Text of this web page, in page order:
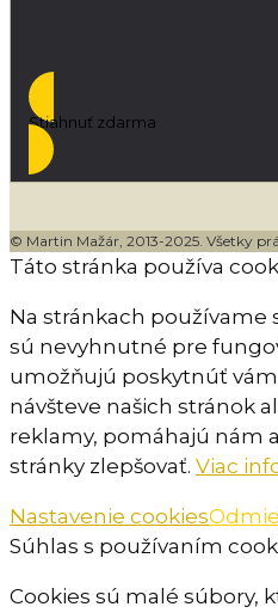
Stiahnuť zdarma
© Martin Mažár, 2013-2025. Všetky
Táto stránka používa
Na stránkach používame
sú nevyhnutné pre
umožňujú poskytnúť
návšteve našich stránok
reklamy, pomáhajú nám
stránky zlepšovať. Viac
Nastavenie cookies
Súhlas s používaním
Cookies sú malé súbory,